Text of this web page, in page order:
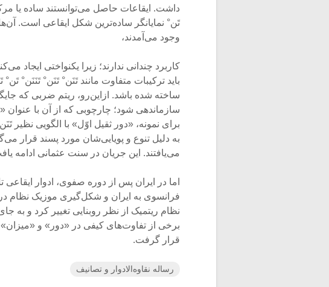
داشت. ایقاعات حاصل می‌توانستند ساده یا
تَن° نمایانگر ساده‌ترین شکل ایقاعی است. آن‌ها
وجود می‌­آمدند،
کاربرد چندانی ندارند؛ زیرا یکنواختی ایجاد
باید ترکیبات متفاوت مانند تَنَن° تَنَن° تَنَنَن°
ساخته شده باشد. ازاین‌رو، ریتم ضربی که
سازمان­دهی شود؛ چارچوبی که از آن با
برای نمونه، «دور ثقیل اوّل» با الگویی نظیر
به دلیل تنوع و پویایی‌شان مورد پسند قرار
می‌یافتند. این جریان در سنت عثمانی ادامه
اما در ایران پس از دوره صفوی، ادوار
فرانسوی به ایران و شکل‌­گیری موزیک نظام
نظام ریتمیک از نظر روبنایی تغییر کرد و به
برخی از تفاوت­‌های کیفی در «دور» و
قرار گرفت.
رساله نقاوه‌الادوار و تصانیف